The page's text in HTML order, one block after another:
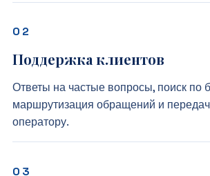
Поддержка клиентов
Ответы на частые вопросы, поиск по
маршрутизация обращений и
оператору.